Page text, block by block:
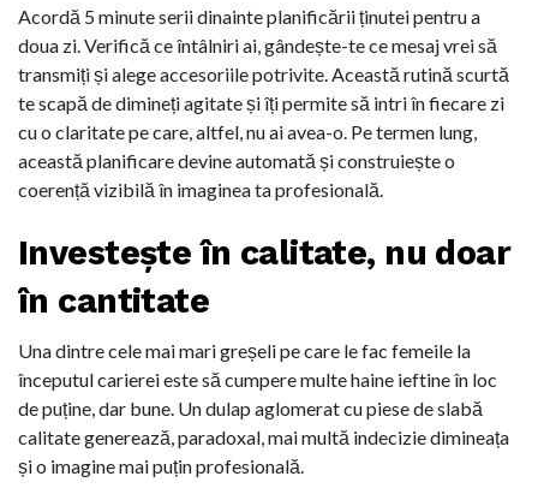
Acordă 5 minute serii dinainte planificării ținutei pentru a
doua zi. Verifică ce întâlniri ai, gândește-te ce mesaj vrei să
transmiți și alege accesoriile potrivite. Această rutină scurtă
te scapă de dimineți agitate și îți permite să intri în fiecare zi
cu o claritate pe care, altfel, nu ai avea-o. Pe termen lung,
această planificare devine automată și construiește o
coerență vizibilă în imaginea ta profesională.
Investește în calitate, nu doar
în cantitate
Una dintre cele mai mari greșeli pe care le fac femeile la
începutul carierei este să cumpere multe haine ieftine în loc
de puține, dar bune. Un dulap aglomerat cu piese de slabă
calitate generează, paradoxal, mai multă indecizie dimineața
și o imagine mai puțin profesională.